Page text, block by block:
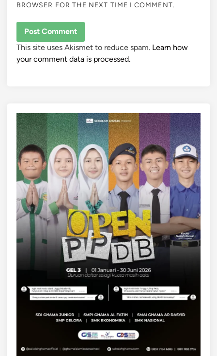
BROWSER FOR THE NEXT TIME I COMMENT.
This site uses Akismet to reduce spam. Learn how
your comment data is processed.